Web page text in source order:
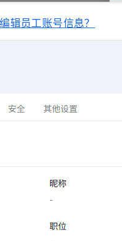
辑员工账号信息？